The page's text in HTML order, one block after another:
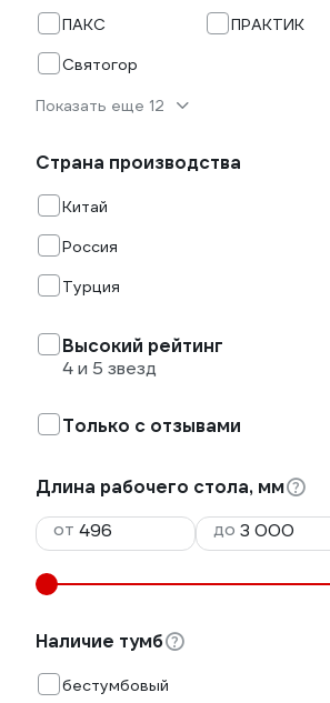
ПАКС
ПРАКТИК
Святогор
Показать еще 12
Страна производства
Китай
Россия
Турция
Высокий рейтинг
4 и 5 звезд
Только с отзывами
Длина рабочего стола, мм
от
до
Наличие тумб
бестумбовый